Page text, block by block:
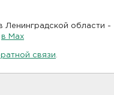
Ленинградской области -
в Maх
связи